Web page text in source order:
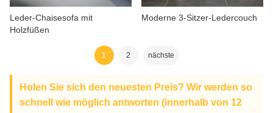
Leder-Chaisesofa mit
Holzfüßen
Moderne 3-Sitzer-Ledercouch
1 2 nächste
Holen Sie sich den neuesten Preis? Wir werden so
schnell wie möglich antworten (innerhalb von 12